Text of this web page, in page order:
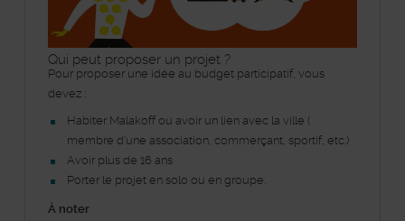
Qui peut proposer un projet ?
Pour proposer une idée au budget participatif, vous
devez :
Habiter Malakoff ou avoir un lien avec la ville (
membre d'une association, commerçant, sportif, etc.)
Avoir plus de 16 ans
Porter le projet en solo ou en groupe.
À noter